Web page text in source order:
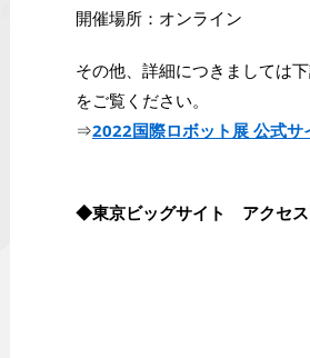
開催場所：オンライン
その他、詳細につきましては
をご覧ください。
⇒2022国際ロボット展 公式サ
◆東京ビッグサイト アクセス